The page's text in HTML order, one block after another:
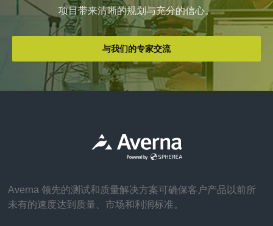
项目带来清晰的规划与充分的信心。
与我们的专家交流
Averna 领先的测试和质量解决方案可确保客户产品以前所
未有的速度达到质量、市场和利润标准。